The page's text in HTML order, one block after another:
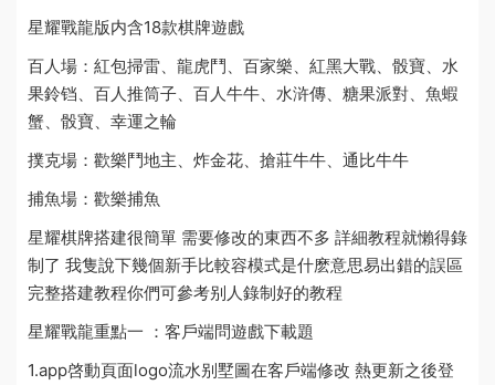
星耀戰龍版内含18款棋牌遊戲
百人場：紅包掃雷、龍虎鬥、百家樂、紅黑大戰、骰寶、水
果鈴铛、百人推筒子、百人牛牛、水浒傳、糖果派對、魚蝦
蟹、骰寶、幸運之輪
撲克場：歡樂鬥地主、炸金花、搶莊牛牛、通比牛牛
捕魚場：歡樂捕魚
星耀棋牌搭建很簡單 需要修改的東西不多 詳細教程就懶得錄
制了 我隻說下幾個新手比較容模式是什麽意思易出錯的誤區
完整搭建教程你們可參考别人錄制好的教程
星耀戰龍重點一 ： 客戶端問遊戲下載題
1.app啓動頁面logo流水别墅圖在客戶端修改 熱更新之後登